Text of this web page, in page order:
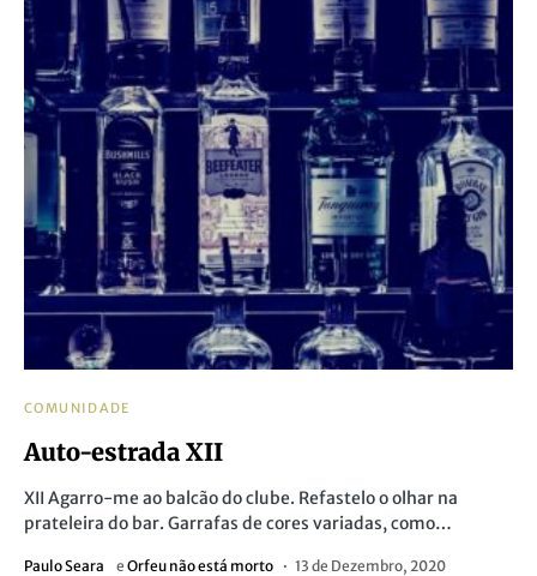
COMUNIDADE
Auto-estrada XII
XII Agarro-me ao balcão do clube. Refastelo o olhar na
prateleira do bar. Garrafas de cores variadas, como…
Paulo Seara e Orfeu não está morto 13 de Dezembro, 2020